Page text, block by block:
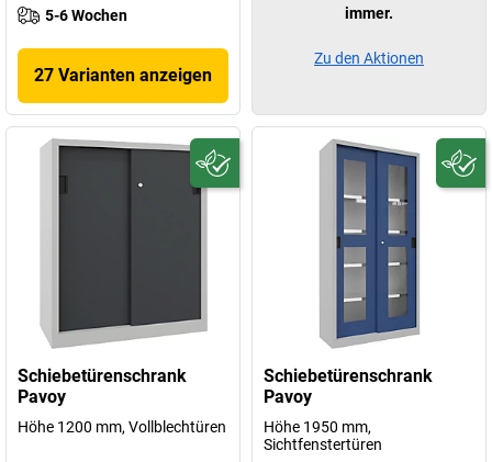
5-6 Wochen
27 Varianten anzeigen
Schiebetürenschrank
Pavoy
Höhe 1200 mm, Vollblechtüren
Schiebetürenschrank
Pavoy
Höhe 1950 mm,
Sichtfenstertüren
immer.
Zu den Aktionen